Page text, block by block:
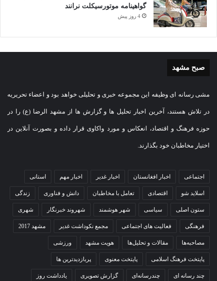
گواهینامه موتورسیکلت نرانند
4 روز پیش
صبح مشهد
مشی رسانه ای وظیفه این مجموعه خبری و تحلیلی خواهد بود و اعضاء تحریریه
در تلاش هستند، آخرین اخبار تحلیل ها و گزارش ها از مشهد الرضا (ع) را در
حوزه فرهنگ و اقتصاد، انعکاس و مورد واکاوی قرار داده و بصورت آنلاین در
اختیار مخاطبان خود بگذارند.
اجتماعی اخبار افغانستان اخبار غدیر اخبار مهم استانی
اسلاید شو اقتصادی تعامل با مخاطبان دانش و فناوری زندگی
ستون اصلی سیاسی شهر هوشمند شهروند خبرنگار شهری
فرهنگی فعالیت های اجتماعی مجمع نکوداشت غدیر مشهد 2017
مصاحبه‌ها مقالات و تحلیل‌ها هویت مشهد ورزشی
پایتخت فرهنگ اسلامی پایتخت معنوی پربازدیدترین ها
چند رسانه ای چندرسانه‌ای گزارش تصویری یادداشت روز